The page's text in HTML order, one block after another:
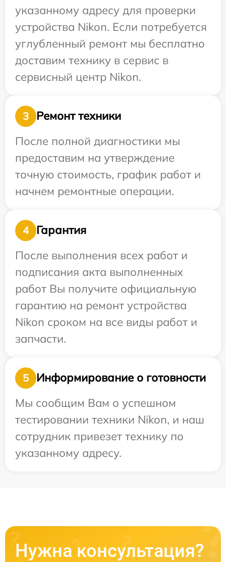
указанному адресу для проверки
устройства Nikon. Если потребуется
углубленный ремонт мы бесплатно
доставим технику в сервис в
сервисный центр Nikon.
3
Ремонт техники
После полной диагностики мы
предоставим на утверждение
точную стоимость, график работ и
начнем ремонтные операции.
4
Гарантия
После выполнения всех работ и
подписания акта выполненных
работ Вы получите официальную
гарантию на ремонт устройства
Nikon сроком на все виды работ и
запчасти.
5
Информирование о готовности
Мы сообщим Вам о успешном
тестировании техники Nikon, и наш
сотрудник привезет технику по
указанному адресу.
Нужна консультация?